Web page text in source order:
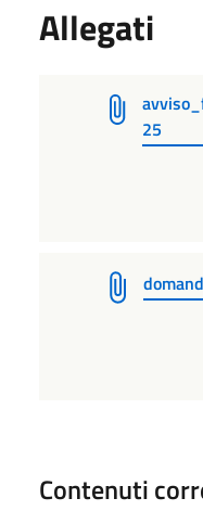
Allegati
25
Contenuti